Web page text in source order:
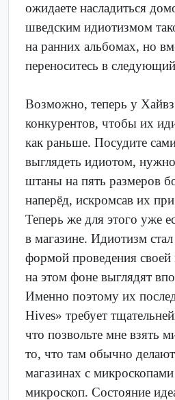
ожидаете насладиться
шведским идиотизмом
на ранних альбомах, но
переноситесь в
Возможно, теперь у
конкурентов, чтобы их
как раньше. Посудите
выглядеть идиотом,
штаны на пять размеров
наперёд, искромсав их
Теперь же для этого уже
в магазине. Идиотизм
формой проведения
на этом фоне выглядят
Именно поэтому их
Hives» требует
что позвольте мне взять
то, что там обычно
магазинах с
микроскоп. Состояние